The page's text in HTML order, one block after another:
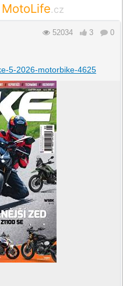
.cz
52034 3 0
5-2026-motorbike-4625